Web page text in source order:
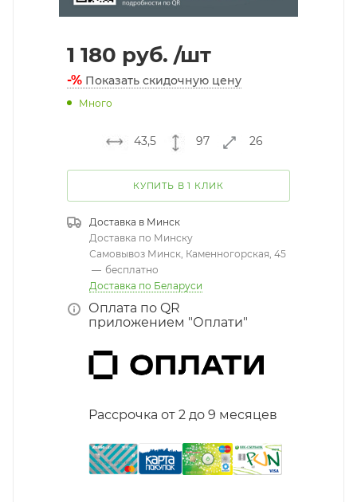
1 180 руб. /шт
-% Показать скидочную цену
Много
43,5 97 26
КУПИТЬ В 1 КЛИК
Доставка в Минск
Доставка по Минску
Самовывоз Минск, Каменногорская, 45
— бесплатно
Доставка по Беларуси
Оплата по QR
приложением "Оплати"
Рассрочка от 2 до 9 месяцев